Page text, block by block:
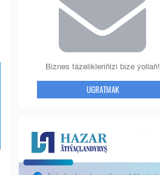
Biznes täzelikleriňizi bize ýollaň!
UGRATMAK